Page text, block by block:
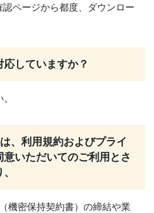
ページから都度、ダウンロー
していますか？
、利用規約およびプライ
いただいてのご利用とさ
機密保持契約書）の締結や業